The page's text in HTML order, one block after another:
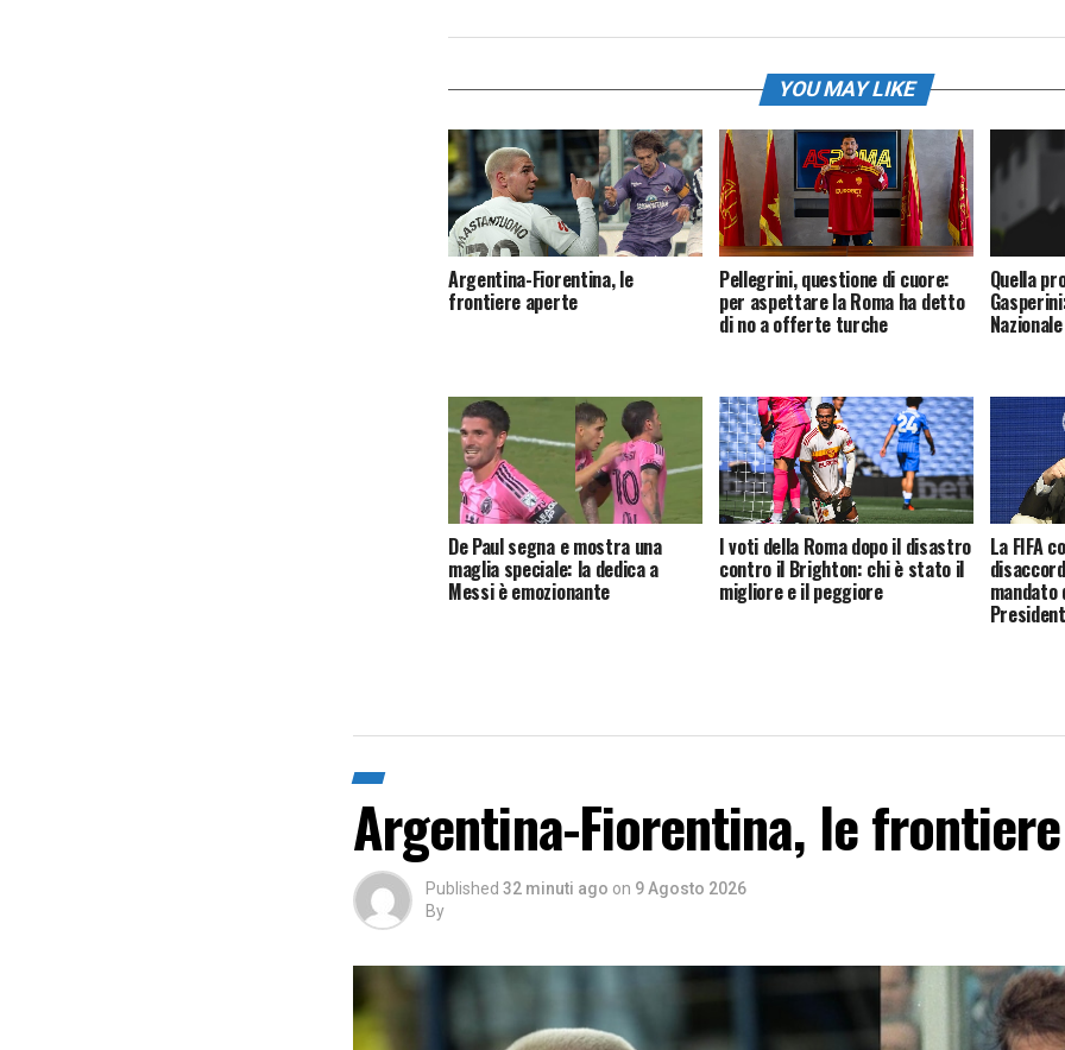
YOU MAY LIKE
Argentina-Fiorentina, le
frontiere aperte
Pellegrini, questione di cuore:
per aspettare la Roma ha detto
di no a offerte turche
Quella
Nazionale
De Paul segna e mostra una
maglia speciale: la dedica a
Messi è emozionante
I voti della Roma dopo il disastro
contro il Brighton: chi è stato il
migliore e il peggiore
La FIFA
Argentina-Fiorentina, le
Published 32 minuti ago on 9 Agosto 2026
By